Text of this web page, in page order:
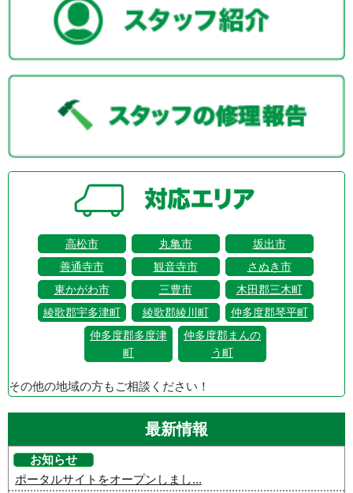
高松市 丸亀市
坂出市
善通寺市
観音寺市
さぬき市
東かがわ市
三豊市
木田郡三木町
綾歌郡宇多津町
綾歌郡綾川町
仲多度郡琴平町
仲多度郡多度津
町
仲多度郡まんの
う町
その他の地域の方もご相談ください！
最新情報
お知らせ
ポータルサイトをオープンしまし...